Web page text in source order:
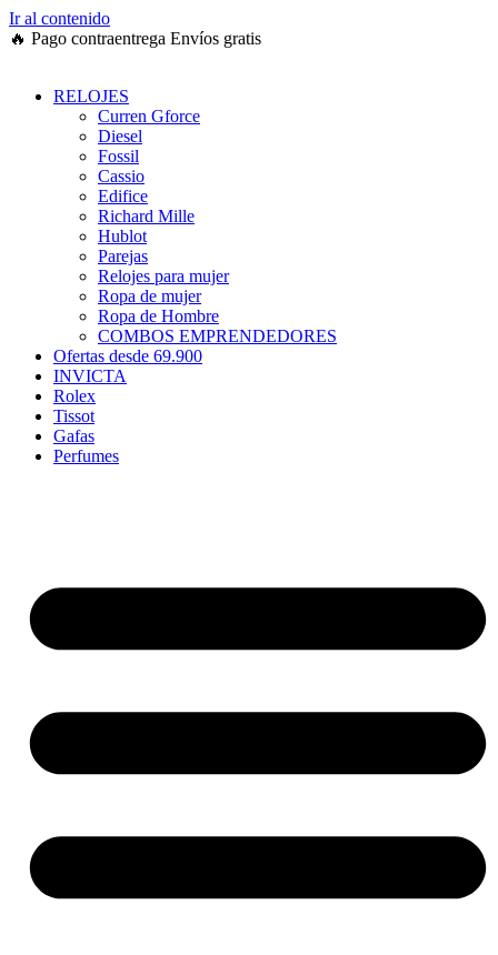
Ir al contenido
🔥 Pago contraentrega Envíos gratis
RELOJES
Curren Gforce
Diesel
Fossil
Cassio
Edifice
Richard Mille
Hublot
Parejas
Relojes para mujer
Ropa de mujer
Ropa de Hombre
COMBOS EMPRENDEDORES
Ofertas desde 69.900
INVICTA
Rolex
Tissot
Gafas
Perfumes